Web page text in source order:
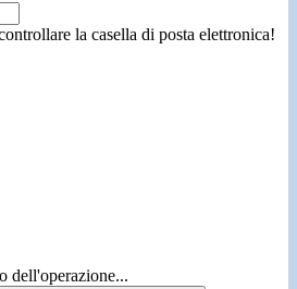
la casella di posta elettronica!
dell'operazione...